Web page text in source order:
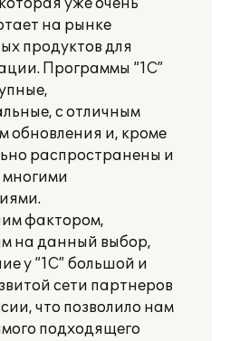
уже очень
на рынке
продуктов для
Программы “1С”
с отличным
обновления и, кроме
распространены и
фактором,
на данный выбор,
у “1С” большой и
сети партнеров
что позволило нам
подходящего